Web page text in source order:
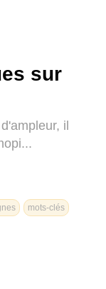
sur
il
mots-clés